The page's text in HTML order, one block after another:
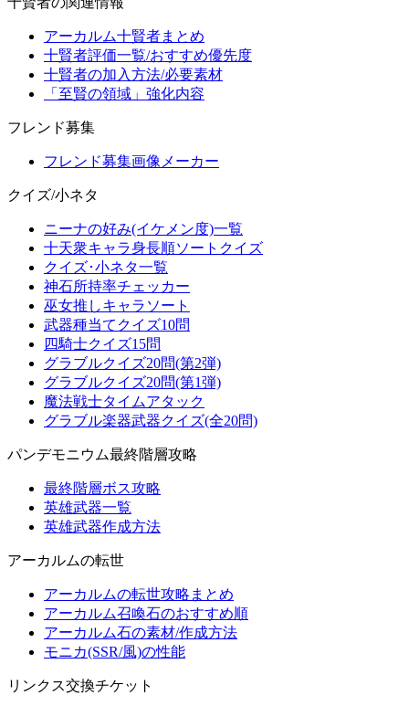
アーカルム十賢者まとめ
十賢者評価一覧/おすすめ優先度
十賢者の加入方法/必要素材
「至賢の領域」強化内容
フレンド募集
フレンド募集画像メーカー
クイズ/小ネタ
ニーナの好み(イケメン度)一覧
十天衆キャラ身長順ソートクイズ
クイズ･小ネタ一覧
神石所持率チェッカー
巫女推しキャラソート
武器種当てクイズ10問
四騎士クイズ15問
グラブルクイズ20問(第2弾)
グラブルクイズ20問(第1弾)
魔法戦士タイムアタック
グラブル楽器武器クイズ(全20問)
パンデモニウム最終階層攻略
最終階層ボス攻略
英雄武器一覧
英雄武器作成方法
アーカルムの転世
アーカルムの転世攻略まとめ
アーカルム召喚石のおすすめ順
アーカルム石の素材/作成方法
モニカ(SSR/風)の性能
リンクス交換チケット